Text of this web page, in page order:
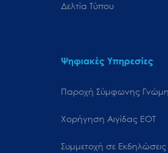
Δελτία Τύπου
Ψηφιακές Υπηρεσίες
Παροχή Σύμφωνης
Χορήγηση Αιγίδας ΕΟΤ
Συμμετοχή σε Εκδηλώσεις